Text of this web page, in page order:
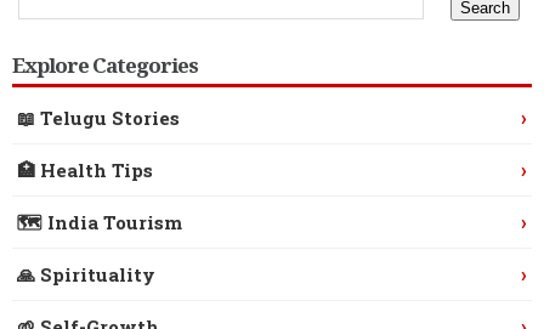
Explore Categories
📖 Telugu Stories ›
🏥 Health Tips ›
🗺️ India Tourism ›
🙏 Spirituality ›